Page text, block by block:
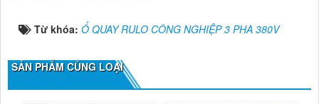
Từ khóa: Ổ QUAY RULO CÔNG NGHIỆP 3 PHA 380V
SẢN PHẨM CÙNG LOẠI